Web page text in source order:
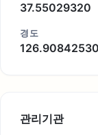
37.55029320
경도
126.90842530
관리기관